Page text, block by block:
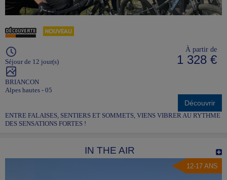
Séjour de 12 jour(s)
BRIANCON
Alpes hautes - 05
À partir de
1 328 €
Découvrir
ENTRE FALAISES, SENTIERS ET SOMMETS, VIENS VIBRER AU RYTHME
DES SENSATIONS FORTES !
IN THE AIR
12-17 ANS